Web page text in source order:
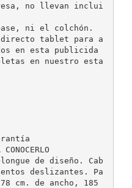
no llevan inclui
ni el colchón.
tablet para a
en esta publicida
en nuestro esta
de diseño. Cab
deslizantes. Pa
cm. de ancho, 185